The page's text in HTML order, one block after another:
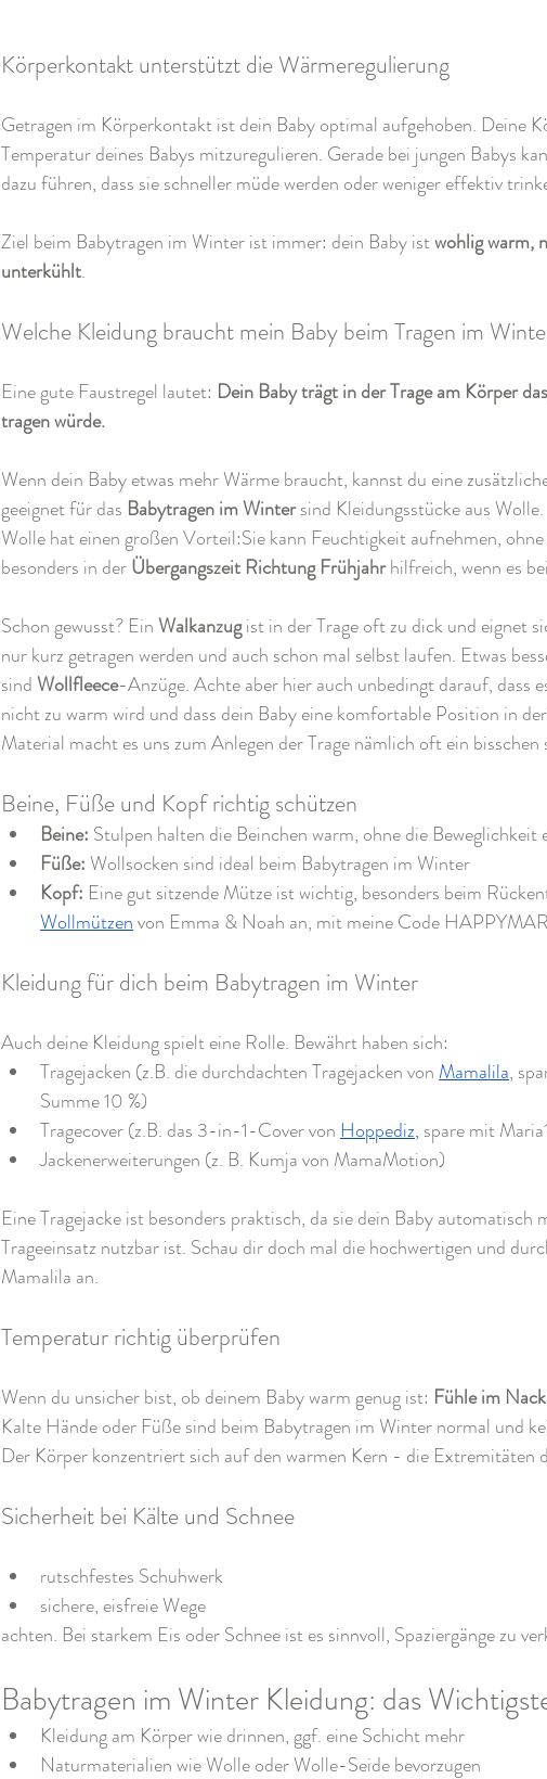
Körperkontakt unterstützt die Wärmeregulierung
Getragen im Körperkontakt ist dein Baby optimal aufgehoben. Deine
Temperatur deines Babys mitzuregulieren. Gerade bei jungen Babys
dazu führen, dass sie schneller müde werden oder weniger effektiv
Ziel beim Babytragen im Winter ist immer: dein Baby ist wohlig warm,
unterkühlt.
Welche Kleidung braucht mein Baby beim Tragen im
Eine gute Faustregel lautet: Dein Baby trägt in der Trage am Körper
tragen würde.
Wenn dein Baby etwas mehr Wärme braucht, kannst du eine
geeignet für das Babytragen im Winter sind Kleidungsstücke aus Wolle.
Wolle hat einen großen Vorteil:Sie kann Feuchtigkeit aufnehmen,
besonders in der Übergangszeit Richtung Frühjahr hilfreich, wenn es
Schon gewusst? Ein Walkanzug ist in der Trage oft zu dick und eignet
nur kurz getragen werden und auch schon mal selbst laufen. Etwas
sind Wollfleece-Anzüge. Achte aber hier auch unbedingt darauf, dass
nicht zu warm wird und dass dein Baby eine komfortable Position in
Material macht es uns zum Anlegen der Trage nämlich oft ein bisschen
Beine, Füße und Kopf richtig schützen
Beine: Stulpen halten die Beinchen warm, ohne die Beweglichkeit
Füße: Wollsocken sind ideal beim Babytragen im Winter
Kopf: Eine gut sitzende Mütze ist wichtig, besonders beim
Wollmützen von Emma & Noah an, mit meine Code
Kleidung für dich beim Babytragen im Winter
Auch deine Kleidung spielt eine Rolle. Bewährt haben sich:
Tragejacken (z.B. die durchdachten Tragejacken von Mamalila,
Summe 10 %)
Tragecover (z.B. das 3-in-1-Cover vonHoppediz, spare mit
Jackenerweiterungen (z. B. Kumja von MamaMotion)
Eine Tragejacke ist besonders praktisch, da sie dein Baby automatisch
Trageeinsatz nutzbar ist. Schau dir doch mal die hochwertigen und
Mamalila an.
Temperatur richtig überprüfen
Wenn du unsicher bist, ob deinem Baby warm genug ist: Fühle im
Kalte Hände oder Füße sind beim Babytragen im Winter normal und
Der Körper konzentriert sich auf den warmen Kern - die Extremitäten
Sicherheit bei Kälte und Schnee
rutschfestes Schuhwerk
sichere, eisfreie Wege
achten. Bei starkem Eis oder Schnee ist es sinnvoll, Spaziergänge zu
Babytragen im Winter Kleidung: das
Kleidung am Körper wie drinnen, ggf. eine Schicht mehr
Naturmaterialien wie Wolle oder Wolle-Seide bevorzugen